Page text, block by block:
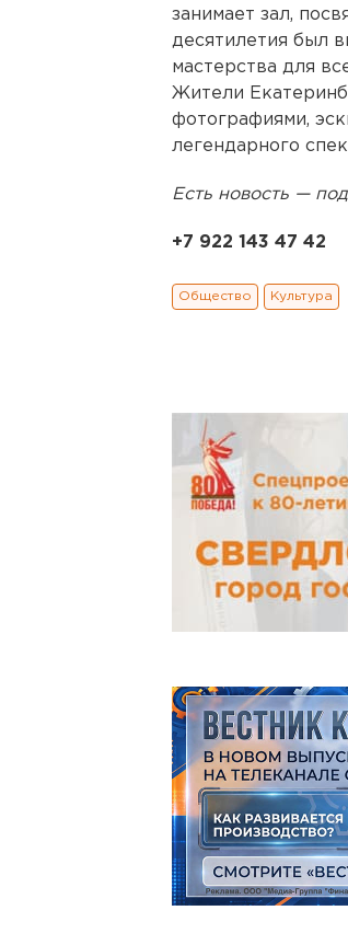
занимает зал,
десятилетия был
мастерства для
Жители
фотографиями,
легендарного
Есть новость —
+7 922 143 47 42
Общество Культура